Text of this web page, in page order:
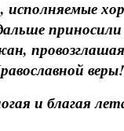
исполняемые
веры!
и благая